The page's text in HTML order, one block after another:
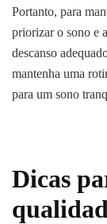
Portanto, para
priorizar o sono e
descanso
mantenha uma
para um sono
Dicas